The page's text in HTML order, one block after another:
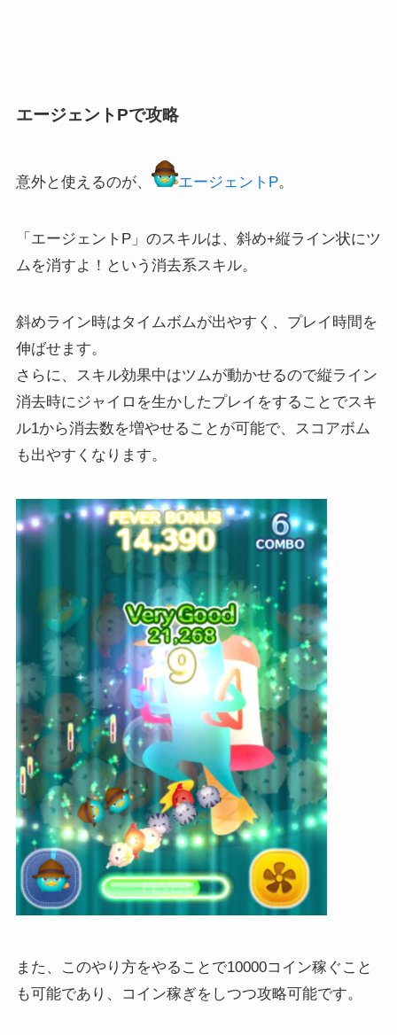
エージェントPで攻略
意外と使えるのが、 エージェントP。
「エージェントP」のスキルは、斜め+縦ライン状にツ
ムを消すよ！という消去系スキル。
斜めライン時はタイムボムが出やすく、プレイ時間を
伸ばせます。
さらに、スキル効果中はツムが動かせるので縦ライン
消去時にジャイロを生かしたプレイをすることでスキ
ル1から消去数を増やせることが可能で、スコアボム
も出やすくなります。
また、このやり方をやることで10000コイン稼ぐこと
も可能であり、コイン稼ぎをしつつ攻略可能です。